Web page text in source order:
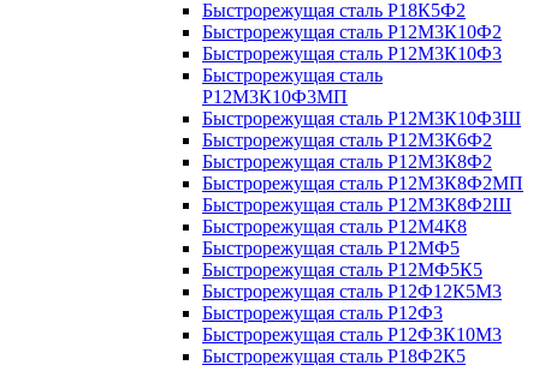
Быстрорежущая сталь Р18К5Ф2
Быстрорежущая сталь Р12М3К10Ф2
Быстрорежущая сталь Р12М3К10Ф3
Быстрорежущая сталь
Р12М3К10Ф3МП
Быстрорежущая сталь Р12М3К10Ф3Ш
Быстрорежущая сталь Р12М3К6Ф2
Быстрорежущая сталь Р12М3К8Ф2
Быстрорежущая сталь Р12М3К8Ф2МП
Быстрорежущая сталь Р12М3К8Ф2Ш
Быстрорежущая сталь Р12М4К8
Быстрорежущая сталь Р12МФ5
Быстрорежущая сталь Р12МФ5К5
Быстрорежущая сталь Р12Ф12К5М3
Быстрорежущая сталь Р12Ф3
Быстрорежущая сталь Р12Ф3К10М3
Быстрорежущая сталь Р18Ф2К5